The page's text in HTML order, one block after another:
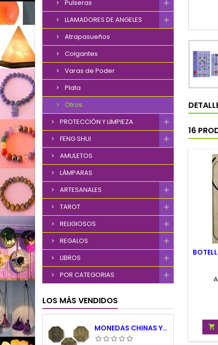
Pulseras
LLAMADORES DE ANGELES
Atrapasueños
Colgantes
Varas de Poder
Plata
Otros
PROTECCIÓN Y LIMPIEZA
FENG SHUI
AMULETOS
LÁMPARAS
ARTESANALES
TAROT
RELIGIOSOS
REGALOS
LIBROS
POR CATEGORIAS
LOS MÁS VENDIDOS
MONEDAS CHINAS YING YANG
16
